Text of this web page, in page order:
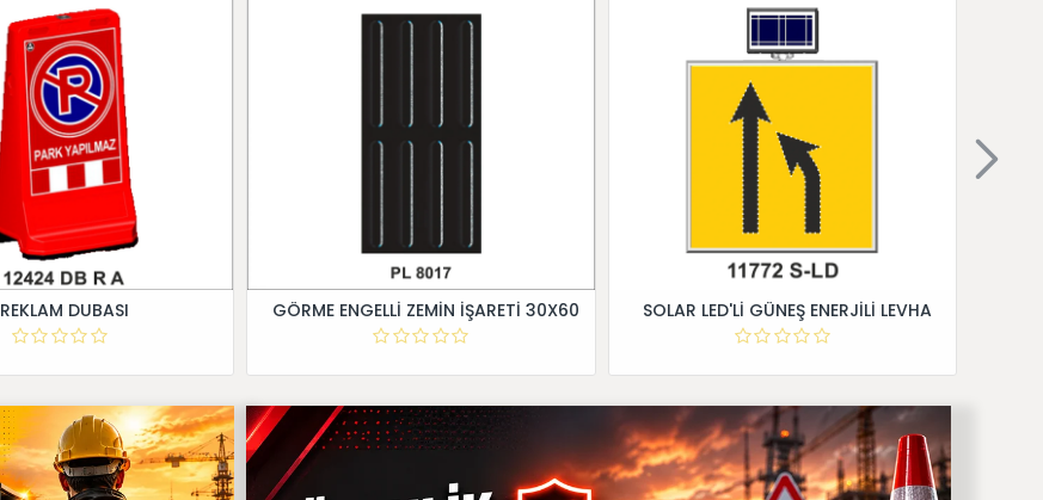
REKLAM DUBASI GÖRME ENGELLİ ZEMİN İŞARETİ 30X60 SOLAR LED'Lİ GÜNEŞ ENERJİLİ LEVHA